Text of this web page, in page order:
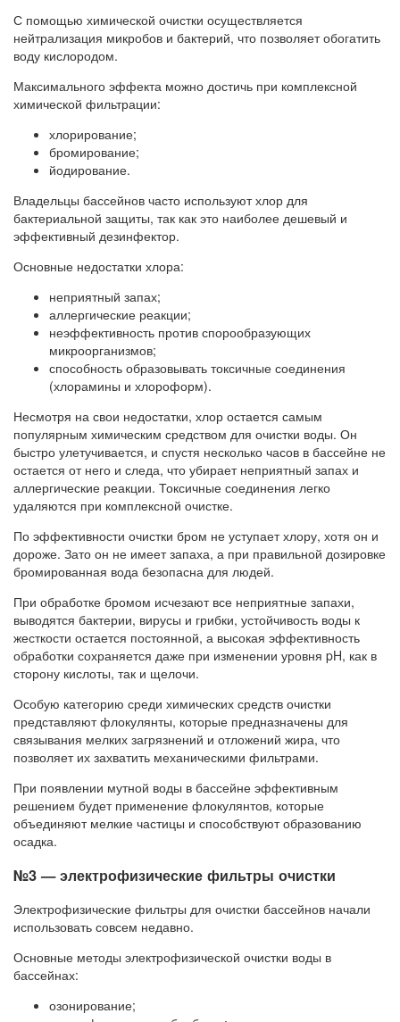
С помощью химической очистки осуществляется
нейтрализация микробов и бактерий, что позволяет обогатить
воду кислородом.
Максимального эффекта можно достичь при комплексной
химической фильтрации:
хлорирование;
бромирование;
йодирование.
Владельцы бассейнов часто используют хлор для
бактериальной защиты, так как это наиболее дешевый и
эффективный дезинфектор.
Основные недостатки хлора:
неприятный запах;
аллергические реакции;
неэффективность против спорообразующих
микроорганизмов;
способность образовывать токсичные соединения
(хлорамины и хлороформ).
Несмотря на свои недостатки, хлор остается самым
популярным химическим средством для очистки воды. Он
быстро улетучивается, и спустя несколько часов в бассейне не
остается от него и следа, что убирает неприятный запах и
аллергические реакции. Токсичные соединения легко
удаляются при комплексной очистке.
По эффективности очистки бром не уступает хлору, хотя он и
дороже. Зато он не имеет запаха, а при правильной дозировке
бромированная вода безопасна для людей.
При обработке бромом исчезают все неприятные запахи,
выводятся бактерии, вирусы и грибки, устойчивость воды к
жесткости остается постоянной, а высокая эффективность
обработки сохраняется даже при изменении уровня pH, как в
сторону кислоты, так и щелочи.
Особую категорию среди химических средств очистки
представляют флокулянты, которые предназначены для
связывания мелких загрязнений и отложений жира, что
позволяет их захватить механическими фильтрами.
При появлении мутной воды в бассейне эффективным
решением будет применение флокулянтов, которые
объединяют мелкие частицы и способствуют образованию
осадка.
№3 — электрофизические фильтры очистки
Электрофизические фильтры для очистки бассейнов начали
использовать совсем недавно.
Основные методы электрофизической очистки воды в
бассейнах:
озонирование;